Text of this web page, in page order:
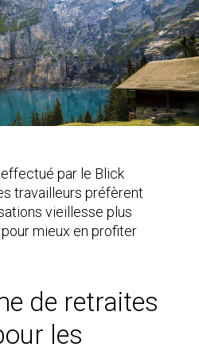
par le Blick
travailleurs préfèrent
vieillesse plus
pour mieux en profiter
de retraites
les